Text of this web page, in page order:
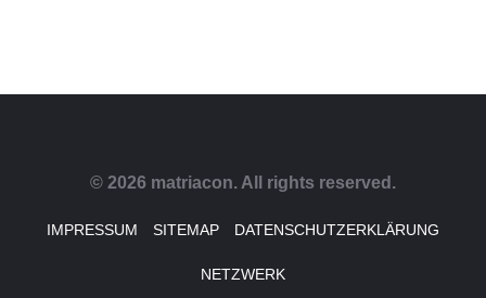
© 2026 matriacon. All rights reserved.
IMPRESSUM SITEMAP DATENSCHUTZERKLÄRUNG
NETZWERK